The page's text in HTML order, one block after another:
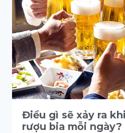
Điều gì sẽ xảy ra
rượu bia mỗi ngày?